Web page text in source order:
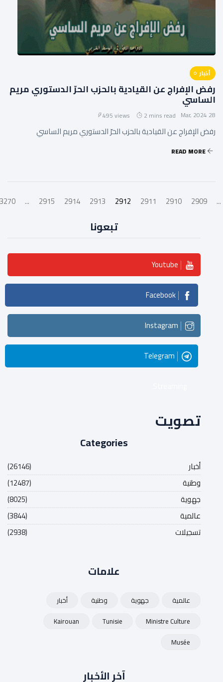
أخبار
رفض الإفراج عن القيادية بالحزب الحرّ الدستوري مريم
الساسي
28 Mar, 2024
2 mins read
495 views
رفض الإفراج عن القيادية بالحزب الحرّ الدستوري مريم الساسي
READ MORE
...
2909
2910
2911
2912
2913
2914
2915
...
3270
تبعونا
Youtube
Facebook
Instagram
Telegram
تصويت
Categories
أخبار
(26146)
وطنية
(12487)
جهوية
(8025)
عالمية
(3844)
تسجيلات
(2938)
علامات
عالمية جهوية وطنية
أخبار
Ministre Culture
Tunisie
Kairouan
Musée
آخر الأخبار